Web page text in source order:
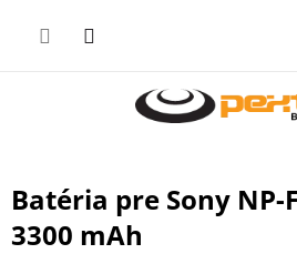
Batéria pre Sony NP-
3300 mAh